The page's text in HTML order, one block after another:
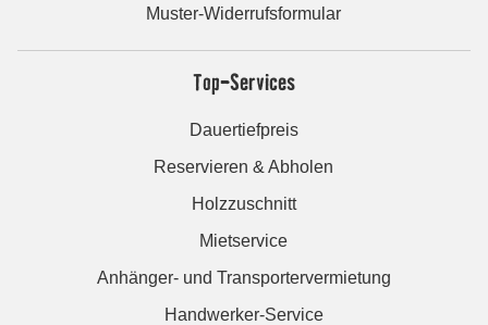
Muster-Widerrufsformular
Top-Services
Dauertiefpreis
Reservieren & Abholen
Holzzuschnitt
Mietservice
Anhänger- und Transportervermietung
Handwerker-Service